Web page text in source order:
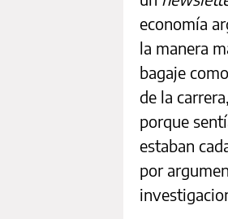
economía
la manera
bagaje
de la
porque
estaban
por